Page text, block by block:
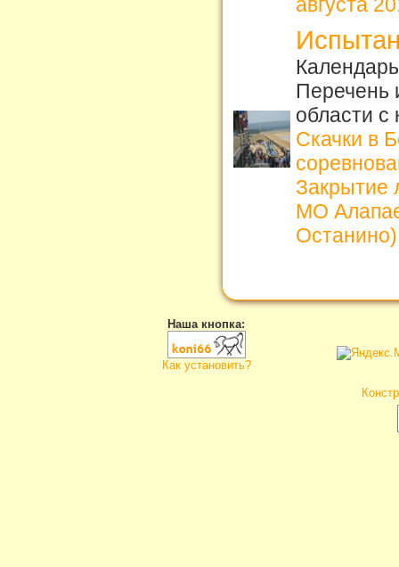
Перечень
области с
Скачки в
Закрытие
МО
Останино)
Наша кнопка:
Как установить?